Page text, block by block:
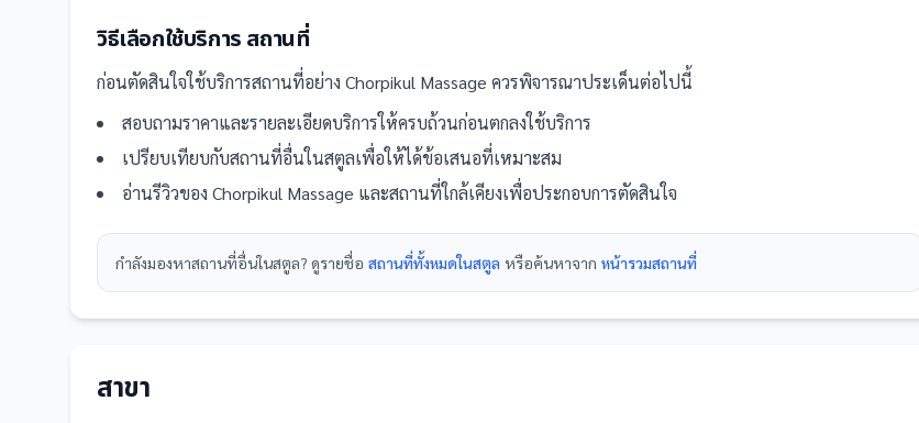
วิธีเลือกใช้บริการ สถานที่
ก่อนตัดสินใจใช้บริการสถานที่อย่าง Chorpikul Massage ควรพิจารณาประเด็นต่อไปนี้
สอบถามราคาและรายละเอียดบริการให้ครบถ้วนก่อนตกลงใช้บริการ
เปรียบเทียบกับสถานที่อื่นในสตูลเพื่อให้ได้ข้อเสนอที่เหมาะสม
อ่านรีวิวของ Chorpikul Massage และสถานที่ใกล้เคียงเพื่อประกอบการตัดสินใจ
กำลังมองหาสถานที่อื่นในสตูล? ดูรายชื่อ สถานที่ทั้งหมดในสตูล หรือค้นหาจาก หน้ารวมสถานที่
สาขา